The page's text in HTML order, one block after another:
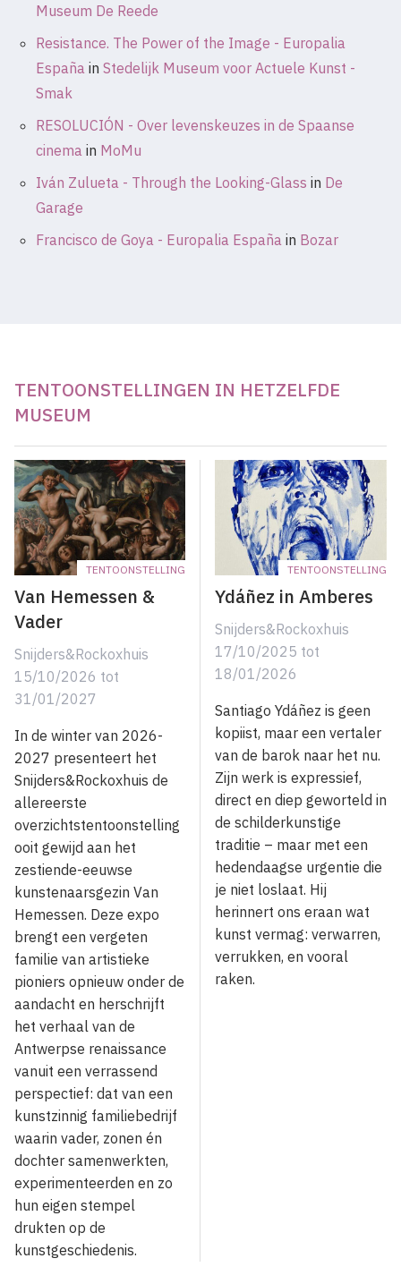
Museum De Reede
Resistance. The Power of the Image - Europalia
España in Stedelijk Museum voor Actuele Kunst -
Smak
RESOLUCIÓN - Over levenskeuzes in de Spaanse
cinema in MoMu
Iván Zulueta - Through the Looking-Glass in De
Garage
Francisco de Goya - Europalia España in Bozar
TENTOONSTELLINGEN IN HETZELFDE
MUSEUM
TENTOONSTELLING
Van Hemessen &
Vader
Snijders&Rockoxhuis
15/10/2026 tot
31/01/2027
In de winter van 2026-
2027 presenteert het
Snijders&Rockoxhuis de
allereerste
overzichtstentoonstelling
ooit gewijd aan het
zestiende-eeuwse
kunstenaarsgezin Van
Hemessen. Deze expo
brengt een vergeten
familie van artistieke
pioniers opnieuw onder de
aandacht en herschrijft
het verhaal van de
Antwerpse renaissance
vanuit een verrassend
perspectief: dat van een
kunstzinnig familiebedrijf
waarin vader, zonen én
dochter samenwerkten,
experimenteerden en zo
hun eigen stempel
drukten op de
kunstgeschiedenis.
TENTOONSTELLING
Ydáñez in Amberes
Snijders&Rockoxhuis
17/10/2025 tot
18/01/2026
Santiago Ydáñez is geen
kopiist, maar een vertaler
van de barok naar het nu.
Zijn werk is expressief,
direct en diep geworteld in
de schilderkunstige
traditie – maar met een
hedendaagse urgentie die
je niet loslaat. Hij
herinnert ons eraan wat
kunst vermag: verwarren,
verrukken, en vooral
raken.